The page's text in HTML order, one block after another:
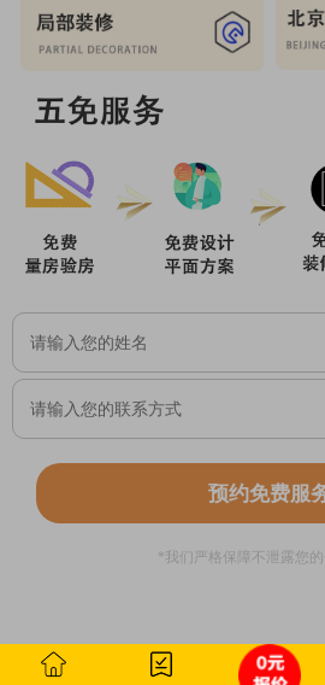
预约免费服
*我们严格保障不泄露您